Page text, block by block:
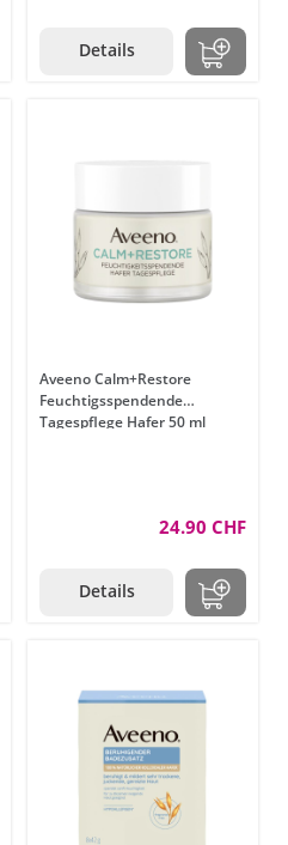
Details
Aveeno Calm+Restore
Feuchtigsspendende
Tagespflege Hafer 50 ml
24.90 CHF
Details